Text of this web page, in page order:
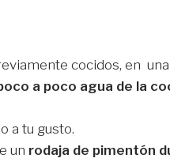
cocidos, en
a poco agua de la
a tu gusto.
un rodaja de pimentón